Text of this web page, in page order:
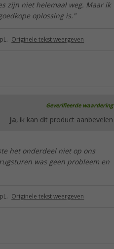
zijn niet helemaal weg. Maar ik
oplossing is."
Originele tekst weergeven
Geverifieerde waardering
Ja, ik kan dit product aanbevelen
het onderdeel niet op ons
was geen probleem en
Originele tekst weergeven